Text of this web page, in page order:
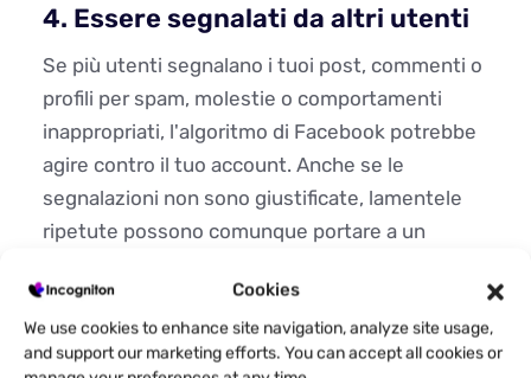
Cookies
We use cookies to enhance site navigation, analyze site usage,
and support our marketing efforts. You can accept all cookies or
4. Essere segnalati da altri utenti
Se più utenti segnalano i tuoi post, commenti o
profili per spam, molestie o comportamenti
inappropriati, l'algoritmo di Facebook potrebbe
agire contro il tuo account. Anche se le
segnalazioni non sono giustificate, lamentele
ripetute possono comunque portare a un
5. Uso di link vietati o sospetti